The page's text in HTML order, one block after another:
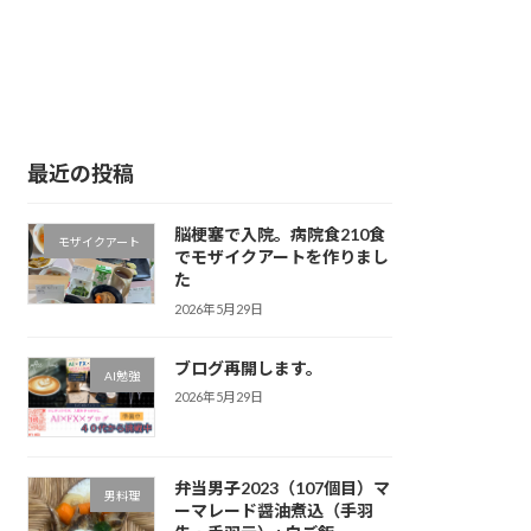
最近の投稿
モザイクアート
脳梗塞で入院。病院食210食
でモザイクアートを作りまし
た
2026年5月29日
AI勉強 ブログ再開します。
2026年5月29日
男料理
弁当男子2023（107個目）マ
ーマレード醤油煮込（手羽